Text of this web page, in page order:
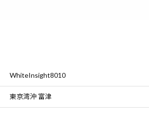
WhiteInsight8010
東京湾沖 富津